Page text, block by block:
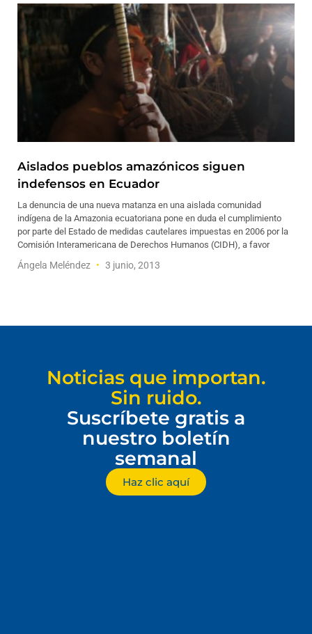
Aislados pueblos amazónicos siguen
indefensos en Ecuador
La denuncia de una nueva matanza en una aislada comunidad
indígena de la Amazonia ecuatoriana pone en duda el cumplimiento
por parte del Estado de medidas cautelares impuestas en 2006 por la
Comisión Interamericana de Derechos Humanos (CIDH), a favor
Ángela Meléndez 3 junio, 2013
Noticias que importan.
Sin ruido.
Suscríbete gratis a
nuestro boletín
semanal
Haz clic aquí